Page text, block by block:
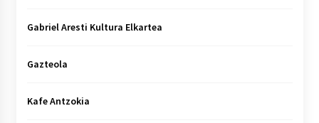
Gabriel Aresti Kultura Elkartea
Gazteola
Kafe Antzokia